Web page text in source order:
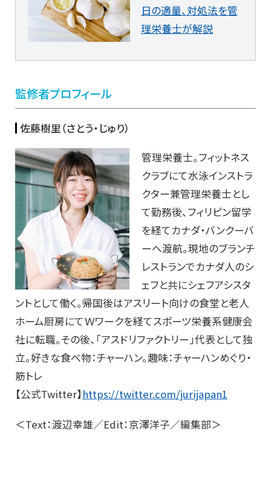
日の適量、対処法を管
理栄養士が解説
監修者プロフィール
佐藤樹里（さとう・じゅり）
管理栄養士。フィットネス
クラブにて水泳インストラ
クター兼管理栄養士とし
て勤務後、フィリピン留学
を経てカナダ・バンクーバ
ーへ渡航。現地のブランチ
レストランでカナダ人のシ
ェフと共にシェフアシスタ
ントとして働く。帰国後はアスリート向けの食堂と老人
ホーム厨房にてＷワークを経てスポーツ栄養系健康会
社に転職。その後、「アスドリファクトリー」代表として独
立。好きな食べ物：チャーハン。趣味：チャーハンめぐり・
筋トレ
【公式Twitter】 https://twitter.com/jurijapan1
＜Text：渡辺幸雄／Edit：京澤洋子／編集部＞